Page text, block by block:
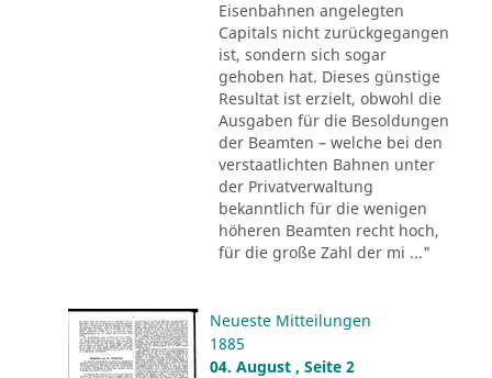
Eisenbahnen angelegten
Capitals nicht zurückgegangen
ist, sondern sich sogar
gehoben hat. Dieses günstige
Resultat ist erzielt, obwohl die
Ausgaben für die Besoldungen
der Beamten – welche bei den
verstaatlichten Bahnen unter
der Privatverwaltung
bekanntlich für die wenigen
höheren Beamten recht hoch,
für die große Zahl der mi ..."
Neueste Mitteilungen
1885
04. August , Seite 2